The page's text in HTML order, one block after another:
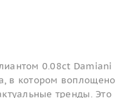
0.08ct Damiani
в котором воплощено
тренды. Это